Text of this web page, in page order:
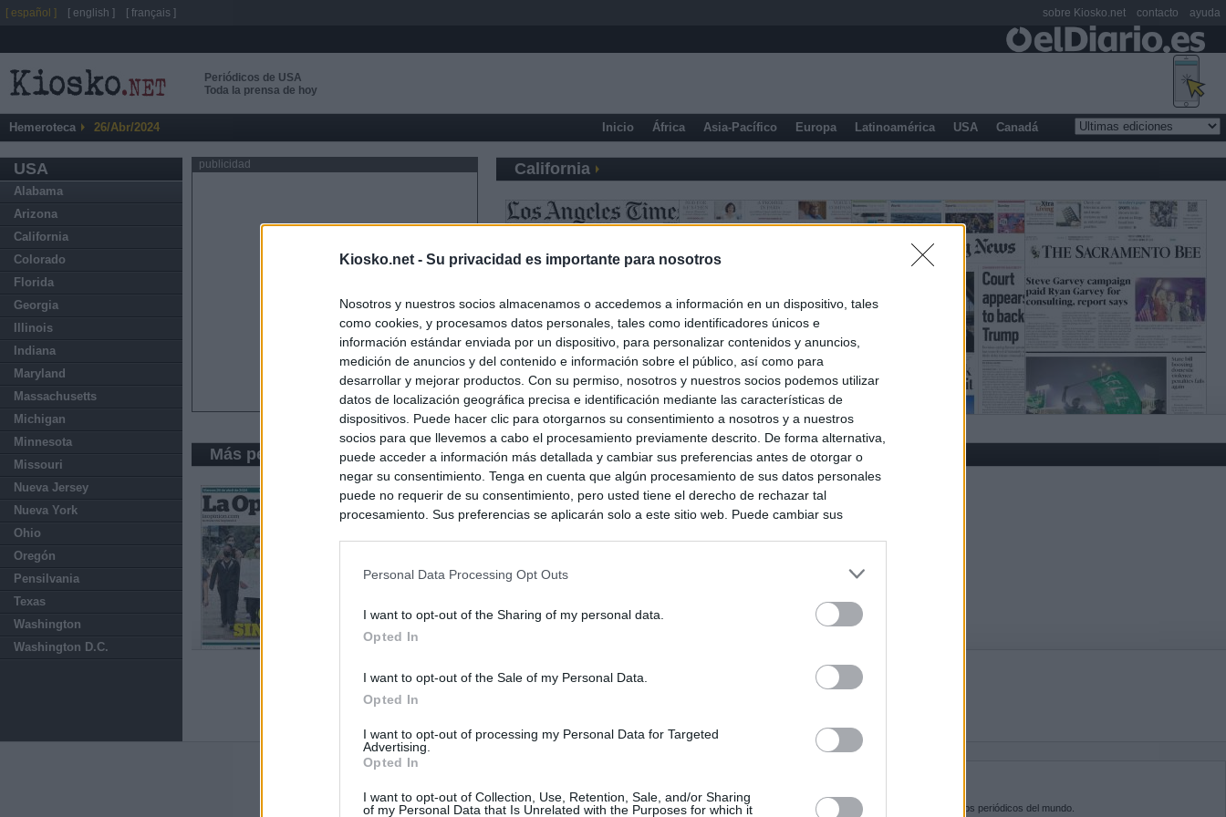
Kiosko.net - Su privacidad es importante para nosotros
Nosotros y nuestros socios almacenamos o accedemos a información en un dispositivo, tales
como cookies, y procesamos datos personales, tales como identificadores únicos e
información estándar enviada por un dispositivo, para personalizar contenidos y anuncios,
medición de anuncios y del contenido e información sobre el público, así como para
desarrollar y mejorar productos. Con su permiso, nosotros y nuestros socios podemos utilizar
datos de localización geográfica precisa e identificación mediante las características de
dispositivos. Puede hacer clic para otorgarnos su consentimiento a nosotros y a nuestros
socios para que llevemos a cabo el procesamiento previamente descrito. De forma alternativa,
puede acceder a información más detallada y cambiar sus preferencias antes de otorgar o
negar su consentimiento. Tenga en cuenta que algún procesamiento de sus datos personales
puede no requerir de su consentimiento, pero usted tiene el derecho de rechazar tal
procesamiento. Sus preferencias se aplicarán solo a este sitio web. Puede cambiar sus
Personal Data Processing Opt Outs
I want to opt-out of the Sharing of my personal data.
Opted In
I want to opt-out of the Sale of my Personal Data.
Opted In
I want to opt-out of processing my Personal Data for Targeted
Advertising.
Opted In
I want to opt-out of Collection, Use, Retention, Sale, and/or Sharing
of my Personal Data that Is Unrelated with the Purposes for which it
Periódicos de USA
Toda la prensa de hoy
Hemeroteca 26/Abr/2024 Inicio África Asia-Pacífico Europa Latinoamérica USA Canadá
USA
Alabama
Arizona
California
Colorado
Florida
Georgia
Illinois
Indiana
Maryland
Massachusetts
Michigan
Minnesota
Missouri
Nueva Jersey
Nueva York
Ohio
Oregón
Pensilvania
Texas
Washington
Washington D.C.
publicidad California
Más periódicos de California
Últimas noticias
El Gobierno da un ultimátum a Italia: o levanta los controles a viajeros de Kiosko.net es la puerta de entrada a los periódicos del mundo.
[ español ] [ english ] [ français ] sobre Kiosko.net contacto ayuda